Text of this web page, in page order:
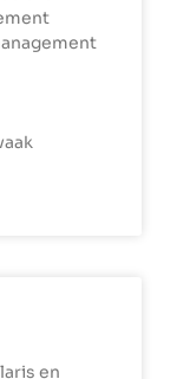
en